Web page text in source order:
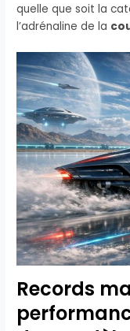
quelle que soit la
l’adrénaline de la
Records